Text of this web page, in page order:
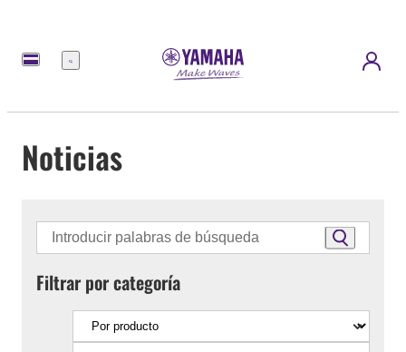
Menú
Noticias
Filtrar por categoría